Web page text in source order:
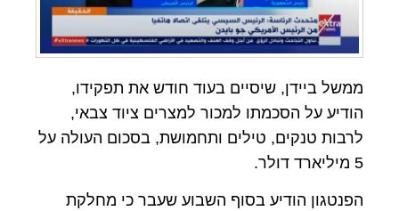
ממשל ביידן, שיסיים בעוד חודש את תפקידו,
הודיע על הסכמתו למכור למצרים ציוד צבאי,
לרבות טנקים, טילים ותחמושת, בסכום העולה על
5 מיליארד דולר.
הפנטגון הודיע בסוף השבוע שעבר כי מחלקת